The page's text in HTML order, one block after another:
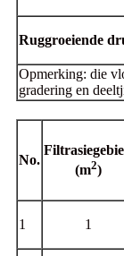
Ruggroeiende
Opmerking: die
gradering en
No.
(m2)
1 1